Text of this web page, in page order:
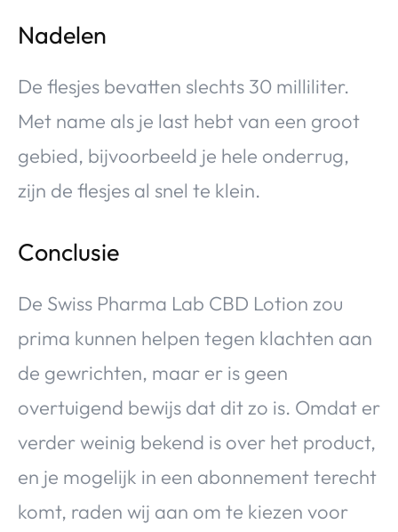
Nadelen
De flesjes bevatten slechts 30 milliliter.
Met name als je last hebt van een groot
gebied, bijvoorbeeld je hele onderrug,
zijn de flesjes al snel te klein.
Conclusie
De Swiss Pharma Lab CBD Lotion zou
prima kunnen helpen tegen klachten aan
de gewrichten, maar er is geen
overtuigend bewijs dat dit zo is. Omdat er
verder weinig bekend is over het product,
en je mogelijk in een abonnement terecht
komt, raden wij aan om te kiezen voor